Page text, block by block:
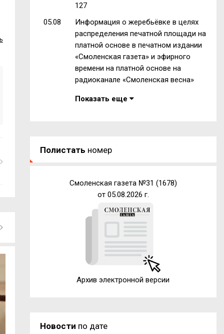
127
05.08
Информация о жеребьёвке в целях
распределения печатной площади на
платной основе в печатном издании
«Смоленская газета» и эфирного
времени на платной основе на
радиоканале «Смоленская весна»
Показать еще
Полистать номер
Смоленская газета №31 (1678)
от 05.08.2026 г.
Архив электронной версии
Новости по дате